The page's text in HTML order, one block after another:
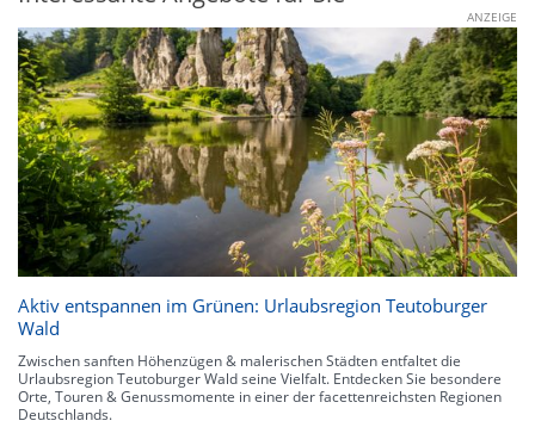
ANZEIGE
Aktiv entspannen im Grünen: Urlaubsregion Teutoburger
Wald
Zwischen sanften Höhenzügen & malerischen Städten entfaltet die
Urlaubsregion Teutoburger Wald seine Vielfalt. Entdecken Sie besondere
Orte, Touren & Genussmomente in einer der facettenreichsten Regionen
Deutschlands.